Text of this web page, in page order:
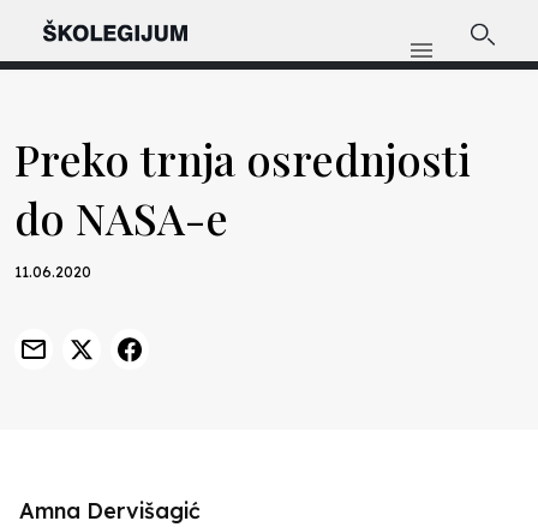
Preko trnja osrednjosti
do NASA-e
11.06.2020
Amna Dervišagić